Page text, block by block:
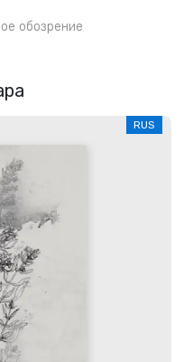
обозрение
RUS